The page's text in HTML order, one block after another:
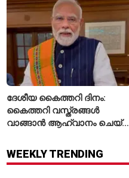
ദേശീയ കൈത്തറി ദിനം:
കൈത്തറി വസ്ത്രങ്ങൾ
വാങ്ങാൻ ആഹ്വാനം ചെയ്ത്
WEEKLY TRENDING